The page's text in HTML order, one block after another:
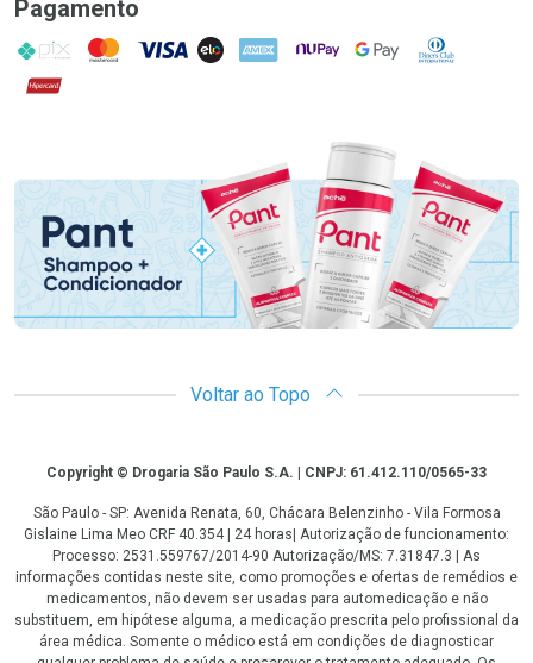
Pagamento
PIX MasterCard
VISA ELO AMEX NuPay Google PayDiners Club
Hipercard
Voltar ao Topo
CopyrightCopyright © Drogaria São Paulo S.A. | CNPJ: 61.412.110/0565-33
São Paulo - SP: Avenida Renata, 60, Chácara Belenzinho - Vila Formosa
Gislaine Lima Meo CRF 40.354 | 24 horas| Autorização de funcionamento:
Processo: 2531.559767/2014-90 Autorização/MS: 7.31847.3 | As
informações contidas neste site, como promoções e ofertas de remédios e
medicamentos, não devem ser usadas para automedicação e não
substituem, em hipótese alguma, a medicação prescrita pelo profissional da
área médica. Somente o médico está em condições de diagnosticar